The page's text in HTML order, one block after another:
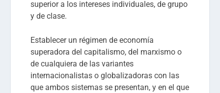
superior a los intereses individuales, de grupo
y de clase.
Establecer un régimen de economía
superadora del capitalismo, del marxismo o
de cualquiera de las variantes
internacionalistas o globalizadoras con las
que ambos sistemas se presentan, y en el que